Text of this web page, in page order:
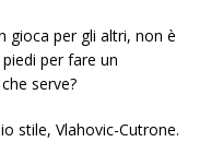
gioca per gli altri, non è
per fare un
serve?
stile, Vlahovic-Cutrone.